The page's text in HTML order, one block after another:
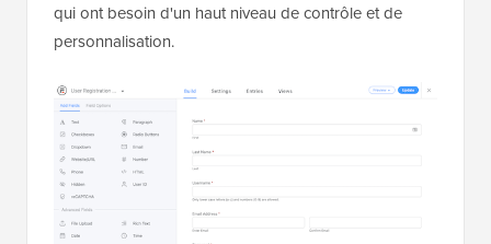
qui ont besoin d'un haut niveau de contrôle et de
personnalisation.